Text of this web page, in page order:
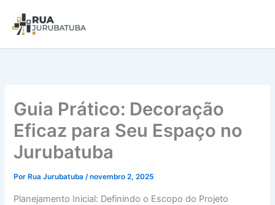
Guia Prático: Decoração
Eficaz para Seu Espaço no
Jurubatuba
Por Rua Jurubatuba/novembro 2, 2025
Planejamento Inicial: Definindo o Escopo do Projeto